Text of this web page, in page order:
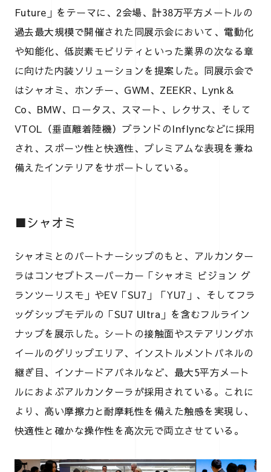
Future」をテーマに、2会場、計38万平方メートルの
過去最大規模で開催された同展示会において、電動化
や知能化、低炭素モビリティといった業界の次なる章
に向けた内装ソリューションを提案した。同展示会で
はシャオミ、ホンチー、GWM、ZEEKR、Lynk＆
Co、BMW、ロータス、スマート、レクサス、そして
VTOL（垂直離着陸機）ブランドのInflyncなどに採用
され、スポーツ性と快適性、プレミアムな表現を兼ね
備えたインテリアをサポートしている。
■シャオミ
シャオミとのパートナーシップのもと、アルカンター
ラはコンセプトスーパーカー「シャオミ ビジョン グ
ランツーリスモ」やEV「SU7」「YU7」、そしてフラ
ッグシップモデルの「SU7 Ultra」を含むフルライン
ナップを展示した。シートの接触面やステアリングホ
イールのグリップエリア、インストルメントパネルの
継ぎ目、インナードアパネルなど、最大5平方メート
ルにおよぶアルカンターラが採用されている。これに
より、高い摩擦力と耐摩耗性を備えた触感を実現し、
快適性と確かな操作性を高次元で両立させている。